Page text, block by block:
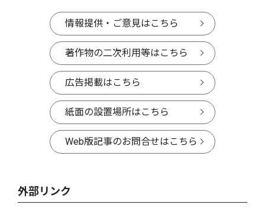
情報提供・ご意見はこちら
著作物の二次利用等はこちら
広告掲載はこちら
紙面の設置場所はこちら
Web版記事のお問合せはこちら
外部リンク